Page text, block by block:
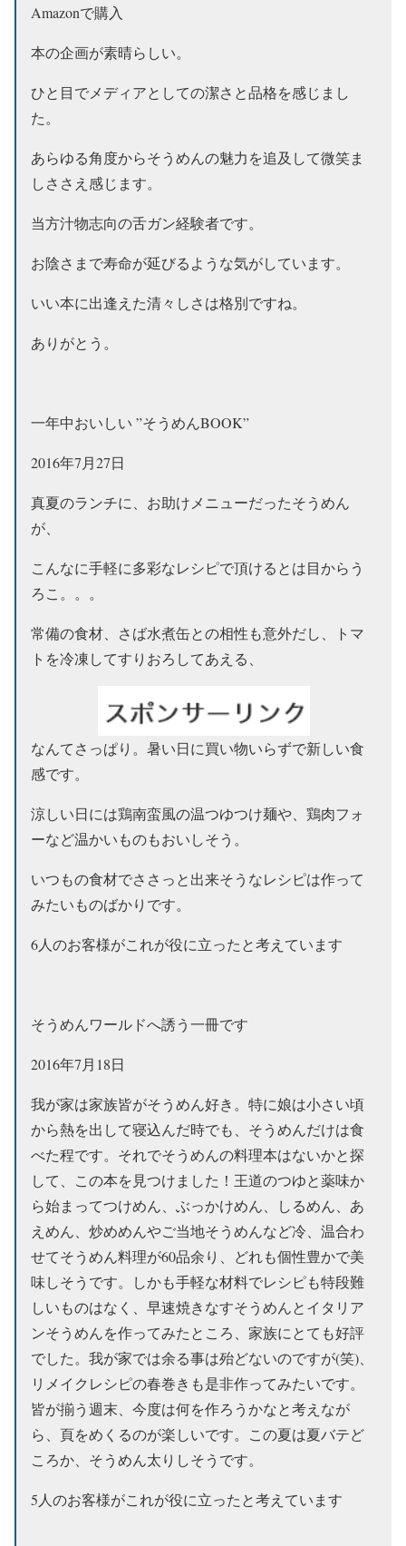
Amazonで購入
本の企画が素晴らしい。
ひと目でメディアとしての潔さと品格を感じまし
た。
あらゆる角度からそうめんの魅力を追及して微笑ま
しささえ感じます。
当方汁物志向の舌ガン経験者です。
お陰さまで寿命が延びるような気がしています。
いい本に出逢えた清々しさは格別ですね。
ありがとう。
一年中おいしい ”そうめんBOOK”
2016年7月27日
真夏のランチに、お助けメニューだったそうめん
が、
こんなに手軽に多彩なレシピで頂けるとは目からう
ろこ。。。
常備の食材、さば水煮缶との相性も意外だし、トマ
トを冷凍してすりおろしてあえる、
なんてさっぱり。暑い日に買い物いらずで新しい食
感です。
涼しい日には鶏南蛮風の温つゆつけ麺や、鶏肉フォ
ーなど温かいものもおいしそう。
いつもの食材でささっと出来そうなレシピは作って
みたいものばかりです。
6人のお客様がこれが役に立ったと考えています
そうめんワールドへ誘う一冊です
2016年7月18日
我が家は家族皆がそうめん好き。特に娘は小さい頃
から熱を出して寝込んだ時でも、そうめんだけは食
べた程です。それでそうめんの料理本はないかと探
して、この本を見つけました！王道のつゆと薬味か
ら始まってつけめん、ぶっかけめん、しるめん、あ
えめん、炒めめんやご当地そうめんなど冷、温合わ
せてそうめん料理が60品余り、どれも個性豊かで美
味しそうです。しかも手軽な材料でレシピも特段難
しいものはなく、早速焼きなすそうめんとイタリア
ンそうめんを作ってみたところ、家族にとても好評
でした。我が家では余る事は殆どないのですが(笑)、
リメイクレシピの春巻きも是非作ってみたいです。
皆が揃う週末、今度は何を作ろうかなと考えなが
ら、頁をめくるのが楽しいです。この夏は夏バテど
ころか、そうめん太りしそうです。
5人のお客様がこれが役に立ったと考えています